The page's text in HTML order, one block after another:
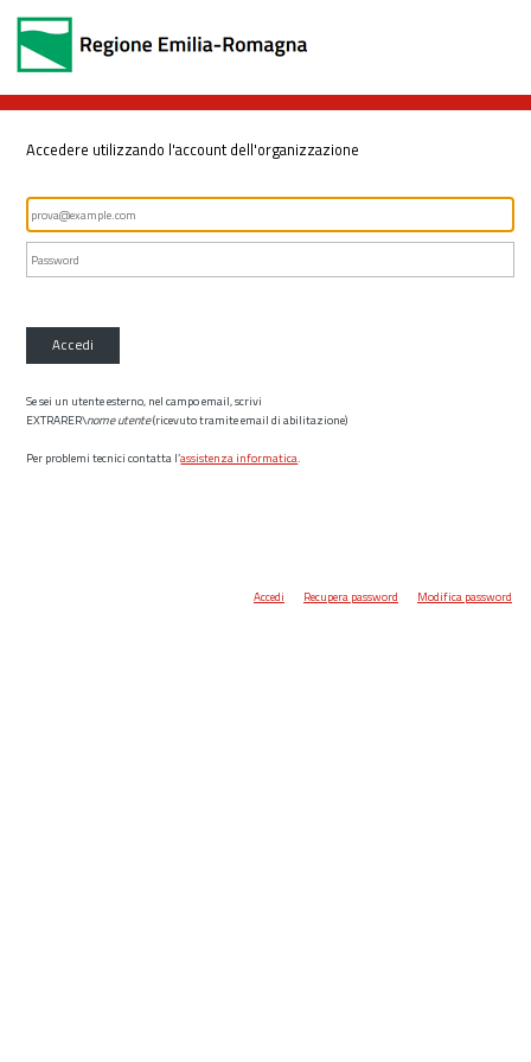
Accedere utilizzando l'account dell'organizzazione
Accedi
Se sei un utente esterno, nel campo email, scrivi
EXTRARER\nome utente(ricevuto tramite email di abilitazione)
Per problemi tecnici contatta l’assistenza informatica.
Accedi Recupera password Modifica password